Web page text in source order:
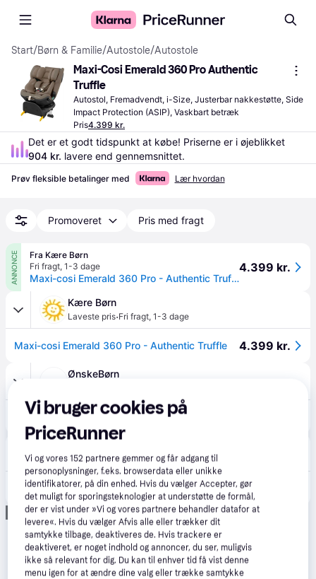
Start/Børn & Familie/Autostole/Autostole
Maxi-Cosi Emerald 360 Pro Authentic
Truffle
Autostol, Fremadvendt, i-Size, Justerbar nakkestøtte, Side
Impact Protection (ASIP), Vaskbart betræk
Pris4.399 kr.
904 kr. lavere end gennemsnittet.
Prøv fleksible betalinger med Lær hvordan
Promoveret Pris med fragt
ANNONCE
Fra Kære Børn
Fri fragt, 1-3 dage
Maxi-cosi Emerald 360 Pro - Authentic Truffle
4.399 kr.
Kære Børn
Laveste pris·Fri fragt, 1-3 dage
Maxi-cosi Emerald 360 Pro - Authentic Truffle 4.399 kr.
ØnskeBørn
Maxi Cosi Emerald 360 pro (fra 0-12 år).
Laveste pris·Fri fragt,1-3 dage
Maxi-Cosi Emerald 360 Pro Autostol - Authentic Truffle 4.399 kr.
Annonce
Vi bruger cookies på
PriceRunner
Vi og vores152 partnere gemmer og får adgang til
personoplysninger, f.eks. browserdata eller unikke
identifikatorer, på din enhed. Hvis du vælger Accepter, gør
det muligt for sporingsteknologier at understøtte de formål,
der er vist under »Vi og vores partnere behandler datafor at
levere«. Hvis du vælger Afvis alle eller trækker dit
samtykke tilbage, deaktiveres de. Hvis trackere er
deaktiveret, er noget indhold og annoncer, du ser, muligvis
ikke så relevant for dig. Du kan til enhver tid få vist denne
menu igen for at ændre dine valg eller trække samtykke